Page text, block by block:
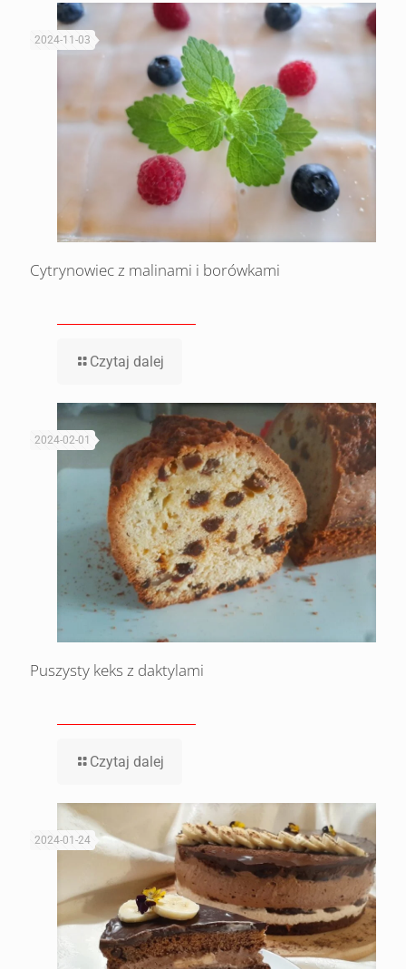
2024-11-03
Cytrynowiec z malinami i borówkami
Czytaj dalej
2024-02-01
Puszysty keks z daktylami
Czytaj dalej
2024-01-24